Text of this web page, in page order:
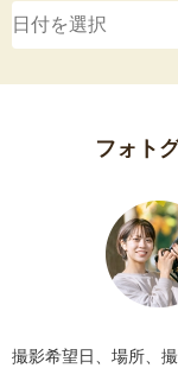
フォト
撮影希望日、場所、